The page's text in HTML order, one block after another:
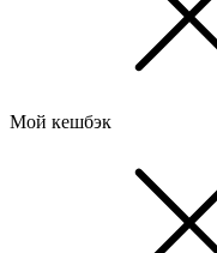
Мой кешбэк